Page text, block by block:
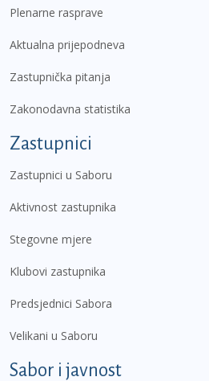
Plenarne rasprave
Aktualna prijepodneva
Zastupnička pitanja
Zakonodavna statistika
Zastupnici
Zastupnici u Saboru
Aktivnost zastupnika
Stegovne mjere
Klubovi zastupnika
Predsjednici Sabora
Velikani u Saboru
Sabor i javnost